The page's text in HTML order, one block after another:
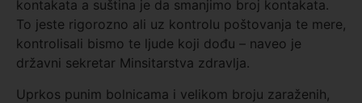
kontakata a suština je da smanjimo broj kontakata.
To jeste rigorozno ali uz kontrolu poštovanja te mere,
kontrolisali bismo te ljude koji dođu – naveo je
državni sekretar Minsitarstva zdravlja.
Uprkos punim bolnicama i velikom broju zaraženih,